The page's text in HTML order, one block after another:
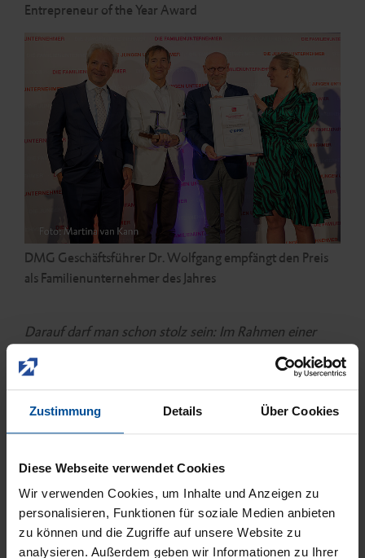
Zustimmung Details Über Cookies
Diese Webseite verwendet Cookies
Wir verwenden Cookies, um Inhalte und Anzeigen zu
personalisieren, Funktionen für soziale Medien anbieten
zu können und die Zugriffe auf unsere Website zu
analysieren. Außerdem geben wir Informationen zu Ihrer
Permanente Prothetik
Zubehör
Entrepreneur of the Year Award
DMG Geschäftsführer Dr. Wolfgang empfängt den Preis
als Familienunternehmer des Jahres
Darauf darf man schon stolz sein: Im Rahmen einer
großen Gala-Veranstaltung in der Hamburger
Speicherstadt erhielt DMG Geschäftsführer Dr.
Familienunternehmer des Jahres in der Metropolregion
Wirtschaft“, wurde feierlich überreicht in Anwesenheit
vom Senator für Wirtschaft und Innovation, Michael
Westhagemann.
Die Auszeichnung wird seit 1994 verliehen von DIE